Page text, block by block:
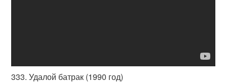
333. Удалой батрак (1990 год)